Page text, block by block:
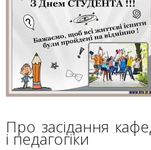
Про засідання
і педагогіки